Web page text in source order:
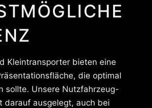
P
Kleintransporter bieten eine
die optimal
sollte. Unsere Nutzfahrzeug-
darauf ausgelegt, auch bei